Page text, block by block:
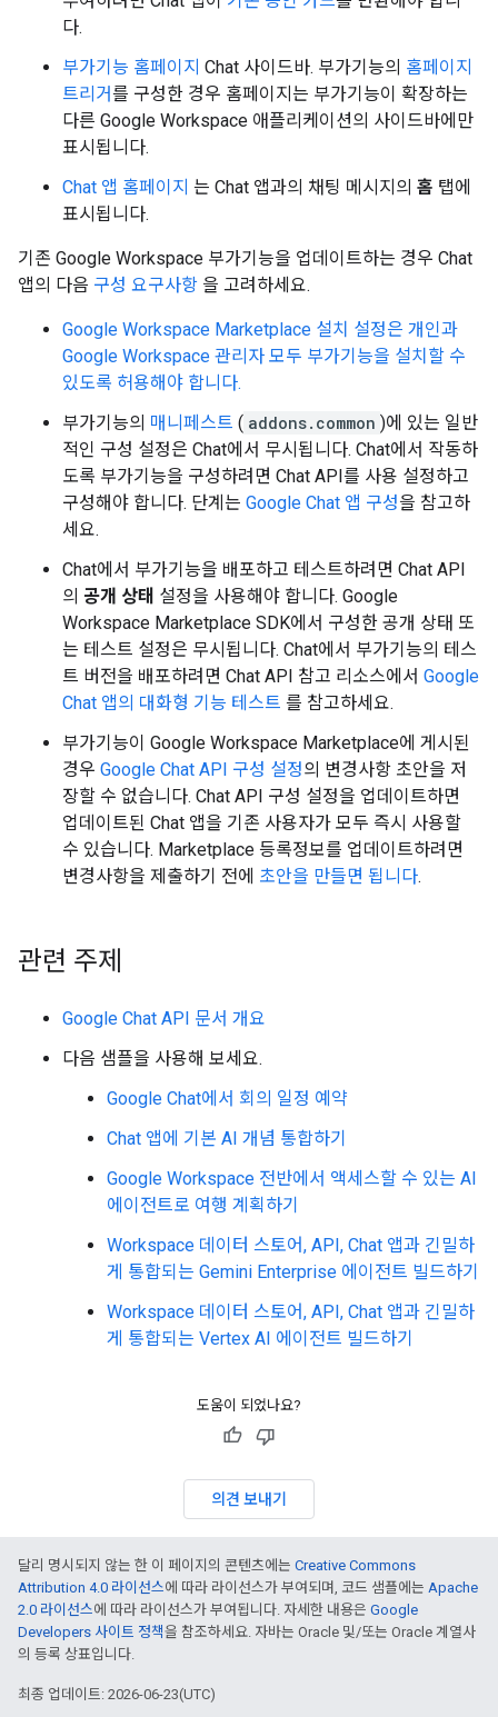
다.
부가기능 홈페이지 Chat 사이드바. 부가기능의 홈페이지
트리거를 구성한 경우 홈페이지는 부가기능이 확장하는
다른 Google Workspace 애플리케이션의 사이드바에만
표시됩니다.
Chat 앱 홈페이지 는 Chat 앱과의 채팅 메시지의 홈 탭에
표시됩니다.
기존 Google Workspace 부가기능을 업데이트하는 경우 Chat
앱의 다음 구성 요구사항 을 고려하세요.
Google Workspace Marketplace 설치 설정은 개인과
Google Workspace 관리자 모두 부가기능을 설치할 수
있도록 허용해야 합니다.
부가기능의 매니페스트 ( addons.common )에 있는 일반
적인 구성 설정은 Chat에서 무시됩니다. Chat에서 작동하
도록 부가기능을 구성하려면 Chat API를 사용 설정하고
구성해야 합니다. 단계는 Google Chat 앱 구성을 참고하
세요.
Chat에서 부가기능을 배포하고 테스트하려면 Chat API
의 공개 상태 설정을 사용해야 합니다. Google
Workspace Marketplace SDK에서 구성한 공개 상태 또
는 테스트 설정은 무시됩니다. Chat에서 부가기능의 테스
트 버전을 배포하려면 Chat API 참고 리소스에서 Google
Chat 앱의 대화형 기능 테스트 를 참고하세요.
부가기능이 Google Workspace Marketplace에 게시된
경우 Google Chat API 구성 설정의 변경사항 초안을 저
장할 수 없습니다. Chat API 구성 설정을 업데이트하면
업데이트된 Chat 앱을 기존 사용자가 모두 즉시 사용할
수 있습니다. Marketplace 등록정보를 업데이트하려면
변경사항을 제출하기 전에 초안을 만들면 됩니다.
관련 주제
Google Chat API 문서 개요
다음 샘플을 사용해 보세요.
Google Chat에서 회의 일정 예약
Chat 앱에 기본 AI 개념 통합하기
Google Workspace 전반에서 액세스할 수 있는 AI
에이전트로 여행 계획하기
Workspace 데이터 스토어, API, Chat 앱과 긴밀하
게 통합되는 Gemini Enterprise 에이전트 빌드하기
Workspace 데이터 스토어, API, Chat 앱과 긴밀하
게 통합되는 Vertex AI 에이전트 빌드하기
도움이 되었나요?
의견 보내기
달리 명시되지 않는 한 이 페이지의 콘텐츠에는 Creative Commons
Attribution 4.0 라이선스에 따라 라이선스가 부여되며, 코드 샘플에는 Apache
2.0 라이선스에 따라 라이선스가 부여됩니다. 자세한 내용은 Google
Developers 사이트 정책을 참조하세요. 자바는 Oracle 및/또는 Oracle 계열사
의 등록 상표입니다.
최종 업데이트: 2026-06-23(UTC)